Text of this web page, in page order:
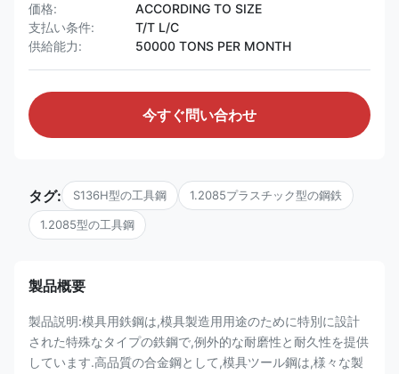
価格:
ACCORDING TO SIZE
支払い条件:
T/T L/C
供給能力:
50000 TONS PER MONTH
今すぐ問い合わせ
タグ: S136H型の工具鋼 1.2085プラスチック型の鋼鉄
1.2085型の工具鋼
製品概要
製品説明:模具用鉄鋼は,模具製造用用途のために特別に設計
された特殊なタイプの鉄鋼で,例外的な耐磨性と耐久性を提供
しています.高品質の合金鋼として,模具ツール鋼は,様々な製